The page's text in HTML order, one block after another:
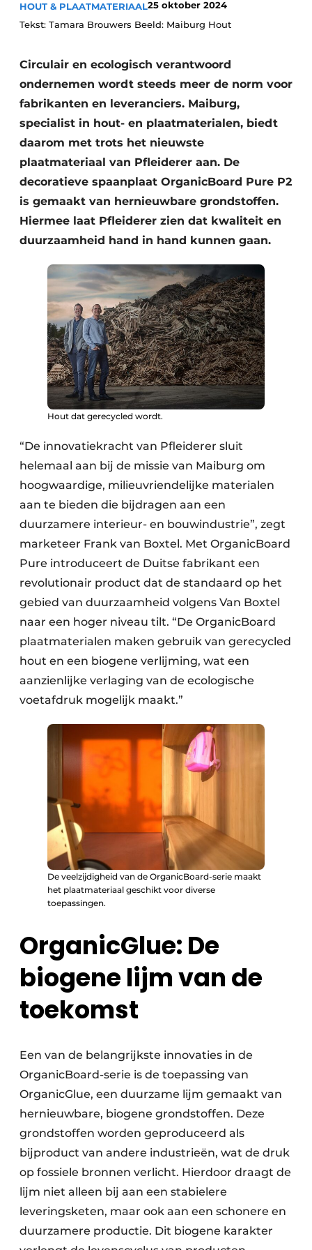
Vacature aanmelden
Vacatures
HOUT & PLAATMATERIAAL25 oktober 2024
Tekst: Tamara Brouwers Beeld: Maiburg Hout
Circulair en ecologisch verantwoord
ondernemen wordt steeds meer de norm voor
fabrikanten en leveranciers. Maiburg,
specialist in hout- en plaatmaterialen, biedt
daarom met trots het nieuwste
plaatmateriaal van Pfleiderer aan. De
decoratieve spaanplaat OrganicBoard Pure P2
is gemaakt van hernieuwbare grondstoffen.
Hiermee laat Pfleiderer zien dat kwaliteit en
duurzaamheid hand in hand kunnen gaan.
Hout dat gerecycled wordt.
“De innovatiekracht van Pfleiderer sluit
helemaal aan bij de missie van Maiburg om
hoogwaardige, milieuvriendelijke materialen
aan te bieden die bijdragen aan een
duurzamere interieur- en bouwindustrie”, zegt
marketeer Frank van Boxtel. Met OrganicBoard
Pure introduceert de Duitse fabrikant een
revolutionair product dat de standaard op het
gebied van duurzaamheid volgens Van Boxtel
naar een hoger niveau tilt. “De OrganicBoard
plaatmaterialen maken gebruik van gerecycled
hout en een biogene verlijming, wat een
aanzienlijke verlaging van de ecologische
voetafdruk mogelijk maakt.”
De veelzijdigheid van de OrganicBoard-serie maakt
het plaatmateriaal geschikt voor diverse
toepassingen.
OrganicGlue: De
biogene lijm van de
toekomst
Een van de belangrijkste innovaties in de
OrganicBoard-serie is de toepassing van
OrganicGlue, een duurzame lijm gemaakt van
hernieuwbare, biogene grondstoffen. Deze
grondstoffen worden geproduceerd als
bijproduct van andere industrieën, wat de druk
op fossiele bronnen verlicht. Hierdoor draagt de
lijm niet alleen bij aan een stabielere
leveringsketen, maar ook aan een schonere en
duurzamere productie. Dit biogene karakter